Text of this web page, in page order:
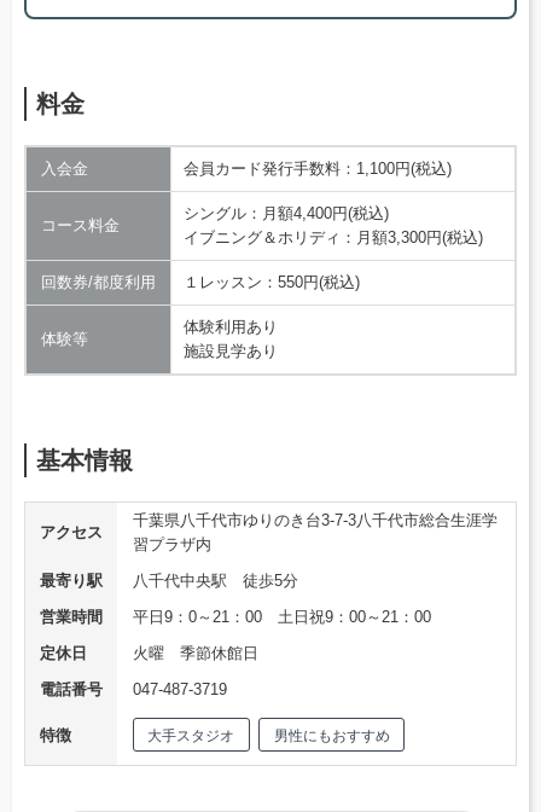
料金
入会金 会員カード発行手数料：1,100円(税込)
コース料金
シングル：月額4,400円(税込)
イブニング＆ホリディ：月額3,300円(税込)
回数券/都度利用 １レッスン：550円(税込)
体験等
体験利用あり
施設見学あり
基本情報
アクセス
千葉県八千代市ゆりのき台3-7-3八千代市総合生涯学
習プラザ内
最寄り駅
八千代中央駅 徒歩5分
営業時間
平日9：0～21：00 土日祝9：00～21：00
定休日
火曜 季節休館日
電話番号
047-487-3719
特徴 大手スタジオ 男性にもおすすめ